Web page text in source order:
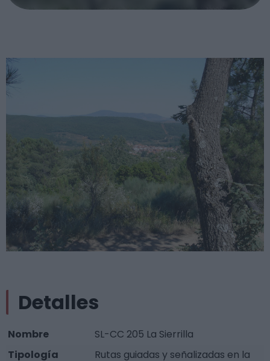
Detalles
Nombre
SL-CC 205 La Sierrilla
Tipología
Rutas guiadas y señalizadas en la